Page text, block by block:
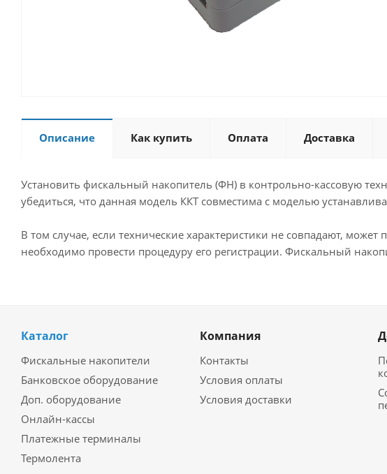
Описание Как купить Оплата Доставка
Установить фискальный накопитель (ФН) в контрольно-кассовую
убедиться, что данная модель ККТ совместима с моделью
В том случае, если технические характеристики не совпадают,
необходимо провести процедуру его регистрации. Фискальный
Каталог
Фискальные накопители
Банковское оборудование
Доп. оборудование
Онлайн-кассы
Платежные терминалы
Термолента
Компания
Контакты
Условия оплаты
Условия доставки